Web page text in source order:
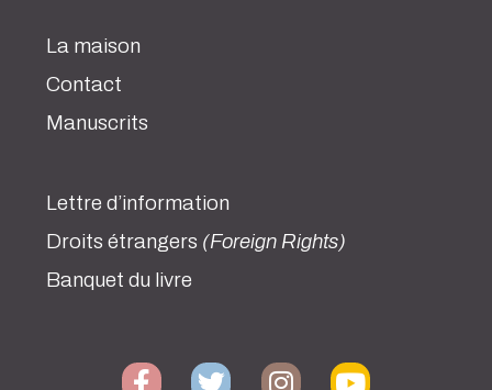
La maison
Contact
Manuscrits
Lettre d’information
Droits étrangers (Foreign Rights)
Banquet du livre